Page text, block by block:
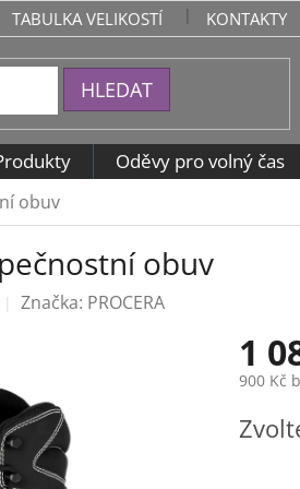
TABULKA VELIKOSTÍ KONTAKTY
HLEDAT
Oděvy pro volný čas
obuv
obuv
Značka: PROCERA
1
900 Kč
cena: